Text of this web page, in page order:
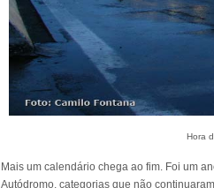
Hora
Mais um calendário chega ao fim. Foi um
Autódromo, categorias que não